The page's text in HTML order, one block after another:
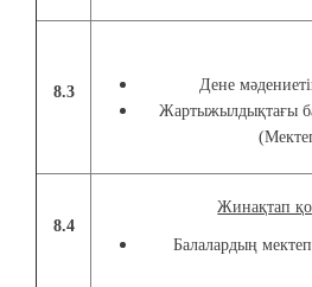
8.3
Дене
Жартыжылдықтағы
8.4
Жинақтап
Балалардың